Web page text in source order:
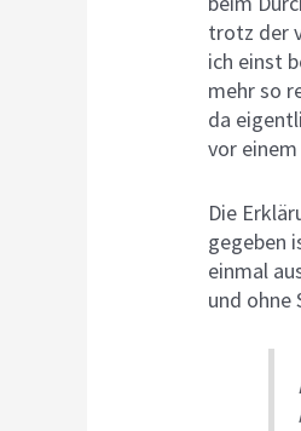
trotz der
ich einst
mehr so
da
vor
Die
gegeben
einmal
und ohne